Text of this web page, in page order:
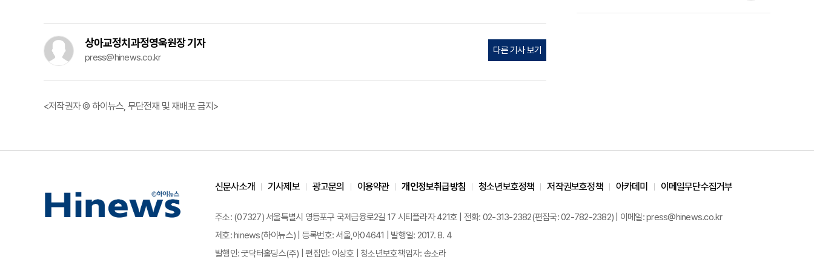
상아교정치과정영욱원장 기자
press@hinews.co.kr
다른 기사 보기
<저작권자 © 하이뉴스, 무단전재 및 재배포 금지>
신문사소개 기사제보 광고문의 이용약관 개인정보취급방침 청소년보호정책 저작권보호정책 아카데미 이메일무단수집거부
주소: (07327) 서울특별시 영등포구 국제금융로2길 17 시티플라자 421호 | 전화: 02-313-2382(편집국: 02-782-2382) | 이메일: press@hinews.co.kr
제호: hinews(하이뉴스) | 등록번호: 서울,아04641 | 발행일: 2017. 8. 4
발행인: 굿닥터홀딩스(주) | 편집인: 이상호 | 청소년보호책임자: 송소라